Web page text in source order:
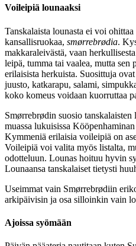
Voileipiä lounaaksi
Tanskalaista lounasta ei voi ohittaa
kansallisruokaa, smørrebrødia.
makkaraleivästä, vaan
leipä, tumma tai vaalea, mutta sen
erilaisista herkuista. Suosittuja
juusto, katkarapu, salami,
koko komeus voidaan kuorruttaa
Smørrebrødin suosio
muassa lukuisissa
Kymmeniä erilaisia voileipiä on
Voileipiä voi valita myös listalta,
odotteluun. Lounas hoituu hyvin
Lounaansa tanskalaiset tietysti
Useimmat vain Smørrebrødiin
arkipäivisin ja osa silloinkin vain
Ajoissa syömään